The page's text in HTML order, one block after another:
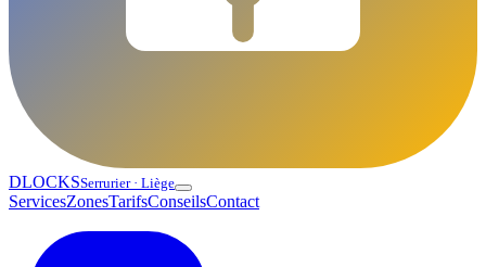
DLOCKSSerrurier · Liège
ServicesZonesTarifsConseilsContact